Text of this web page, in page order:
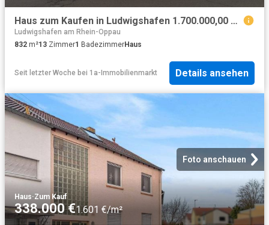
Haus zum Kaufen in Ludwigshafen 1.700.000,00 EUR 832 m²
Ludwigshafen am Rhein-Oppau
832 m²13 Zimmer1 BadezimmerHaus
Seit letzter Woche bei 1a-Immobilienmarkt Details ansehen
Foto anschauen
Haus·Zum Kauf
338.000 €1.601 €/m²